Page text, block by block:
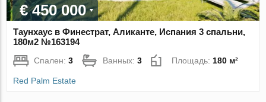
€ 450 000
Таунхаус в Финестрат, Аликанте, Испания 3 спальни,
180м2 №163194
Спален:3 Ванных:3 Площадь: 180 м²
Red Palm Estate